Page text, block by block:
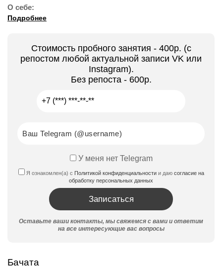
О себе:
Подробнее
Стоимость пробного занятия - 400р. (с
репостом любой актуальной записи VK или
Instagram).
Без репоста - 600р.
У меня нет Telegram
Я ознакомлен(а) с Политикой конфиденциальностии даю согласие на
обработку персональных данных
Оставьте ваши контакты, мы свяжемся с вами и ответим
на все интересующие вас вопросы
Бачата